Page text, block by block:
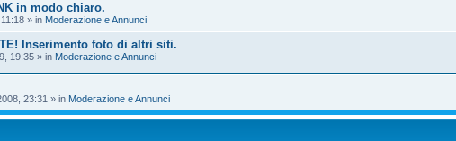
in modo chiaro.
» in Moderazione e Annunci
Inserimento foto di altri siti.
19:35 » in Moderazione e Annunci
23:31 » in Moderazione e Annunci